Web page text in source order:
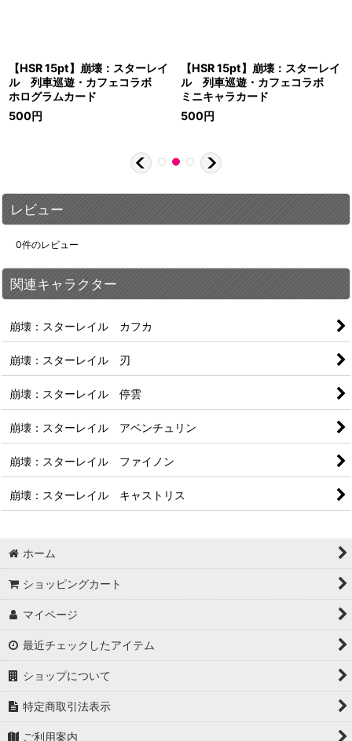
【HSR 15pt】崩壊：スターレイ
ル 列車巡遊・カフェコラボ
ホログラムカード
500円
【HSR 15pt】崩壊：スターレイ
ル 列車巡遊・カフェコラボ
ミニキャラカード
500円
レビュー
0件のレビュー
関連キャラクター
崩壊：スターレイル カフカ
崩壊：スターレイル 刃
崩壊：スターレイル 停雲
崩壊：スターレイル アベンチュリン
崩壊：スターレイル ファイノン
崩壊：スターレイル キャストリス
ホーム
ショッピングカート
マイページ
最近チェックしたアイテム
ショップについて
特定商取引法表示
ご利用案内